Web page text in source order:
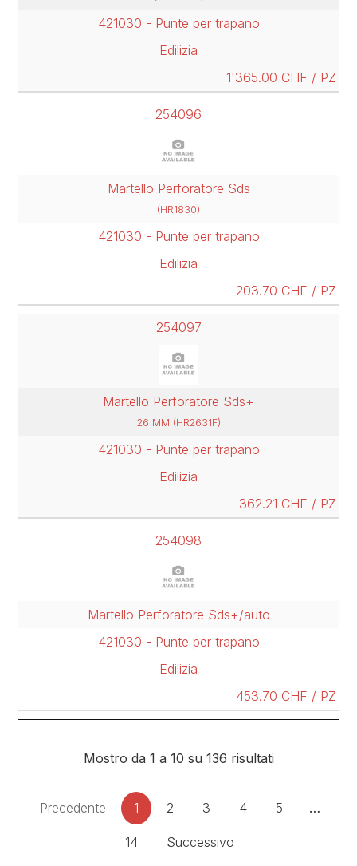
421030 - Punte per trapano
Edilizia
1'365.00 CHF / PZ
254096
Martello Perforatore Sds
(HR1830)
421030 - Punte per trapano
Edilizia
203.70 CHF / PZ
254097
Martello Perforatore Sds+
26 MM (HR2631F)
421030 - Punte per trapano
Edilizia
362.21 CHF / PZ
254098
Martello Perforatore Sds+/auto
421030 - Punte per trapano
Edilizia
453.70 CHF / PZ
Mostro da 1 a 10 su 136 risultati
Precedente 1 2 3 4 5 …
14 Successivo